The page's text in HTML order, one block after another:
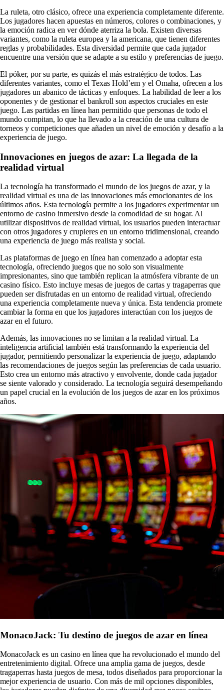
La ruleta, otro clásico, ofrece una experiencia completamente diferente.
Los jugadores hacen apuestas en números, colores o combinaciones, y
la emoción radica en ver dónde aterriza la bola. Existen diversas
variantes, como la ruleta europea y la americana, que tienen diferentes
reglas y probabilidades. Esta diversidad permite que cada jugador
encuentre una versión que se adapte a su estilo y preferencias de juego.
El póker, por su parte, es quizás el más estratégico de todos. Las
diferentes variantes, como el Texas Hold’em y el Omaha, ofrecen a los
jugadores un abanico de tácticas y enfoques. La habilidad de leer a los
oponentes y de gestionar el bankroll son aspectos cruciales en este
juego. Las partidas en línea han permitido que personas de todo el
mundo compitan, lo que ha llevado a la creación de una cultura de
torneos y competiciones que añaden un nivel de emoción y desafío a la
experiencia de juego.
Innovaciones en juegos de azar: La llegada de la
realidad virtual
La tecnología ha transformado el mundo de los juegos de azar, y la
realidad virtual es una de las innovaciones más emocionantes de los
últimos años. Esta tecnología permite a los jugadores experimentar un
entorno de casino inmersivo desde la comodidad de su hogar. Al
utilizar dispositivos de realidad virtual, los usuarios pueden interactuar
con otros jugadores y crupieres en un entorno tridimensional, creando
una experiencia de juego más realista y social.
Las plataformas de juego en línea han comenzado a adoptar esta
tecnología, ofreciendo juegos que no solo son visualmente
impresionantes, sino que también replican la atmósfera vibrante de un
casino físico. Esto incluye mesas de juegos de cartas y tragaperras que
pueden ser disfrutadas en un entorno de realidad virtual, ofreciendo
una experiencia completamente nueva y única. Esta tendencia promete
cambiar la forma en que los jugadores interactúan con los juegos de
azar en el futuro.
Además, las innovaciones no se limitan a la realidad virtual. La
inteligencia artificial también está transformando la experiencia del
jugador, permitiendo personalizar la experiencia de juego, adaptando
las recomendaciones de juegos según las preferencias de cada usuario.
Esto crea un entorno más atractivo y envolvente, donde cada jugador
se siente valorado y considerado. La tecnología seguirá desempeñando
un papel crucial en la evolución de los juegos de azar en los próximos
años.
MonacoJack: Tu destino de juegos de azar en línea
MonacoJack es un casino en línea que ha revolucionado el mundo del
entretenimiento digital. Ofrece una amplia gama de juegos, desde
tragaperras hasta juegos de mesa, todos diseñados para proporcionar la
mejor experiencia de usuario. Con más de mil opciones disponibles,